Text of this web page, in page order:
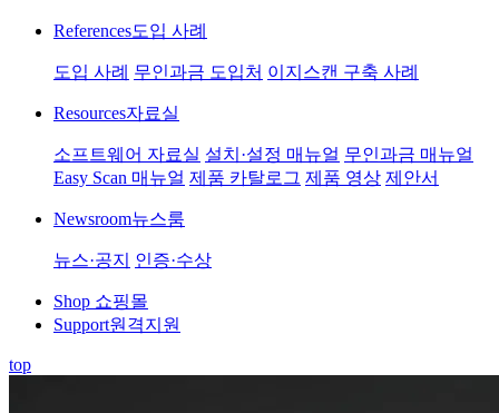
References도입 사례
도입 사례 무인과금 도입처 이지스캔 구축 사례
Resources자료실
소프트웨어 자료실 설치·설정 매뉴얼 무인과금 매뉴얼
Easy Scan 매뉴얼 제품 카탈로그 제품 영상 제안서
Newsroom뉴스룸
뉴스·공지 인증·수상
Shop 쇼핑몰
Support원격지원
top